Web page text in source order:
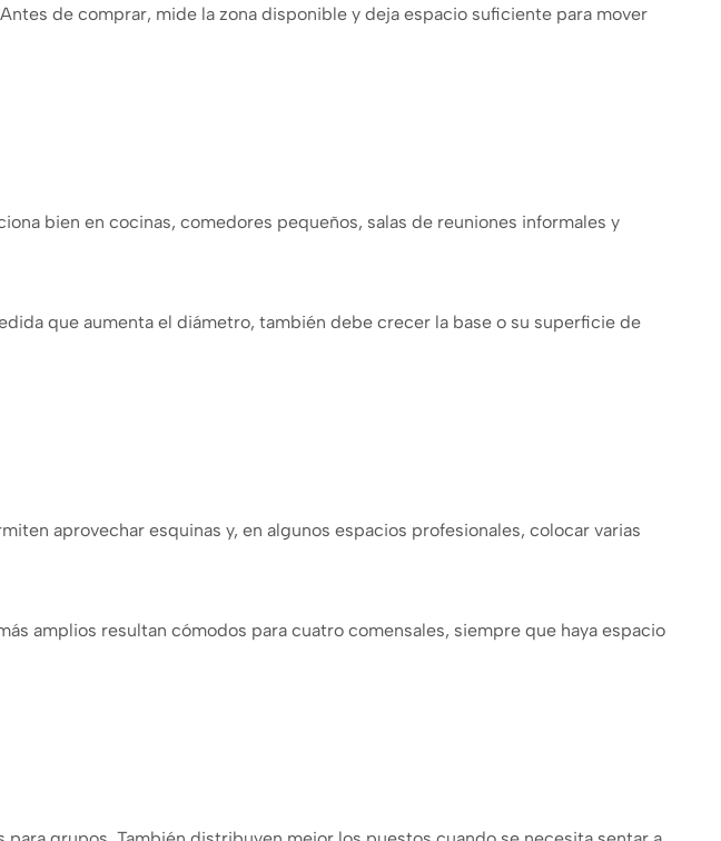
de comprar, mide la zona disponible y deja espacio suficiente para mover
bien en cocinas, comedores pequeños, salas de reuniones informales y
que aumenta el diámetro, también debe crecer la base o su superficie de
aprovechar esquinas y, en algunos espacios profesionales, colocar varias
amplios resultan cómodos para cuatro comensales, siempre que haya espacio